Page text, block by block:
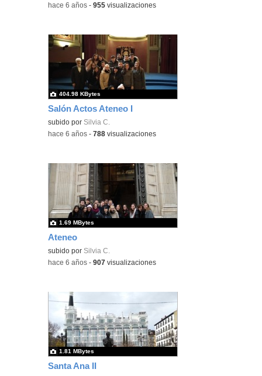
-hace 6 años -955 visualizaciones
Salón Actos Ateneo I
subido por Silvia C.
404.98 KBytes
-hace 6 años -788 visualizaciones
Ateneo
subido por Silvia C.
1.69 MBytes
-hace 6 años -907 visualizaciones
Santa Ana II
1.81 MBytes